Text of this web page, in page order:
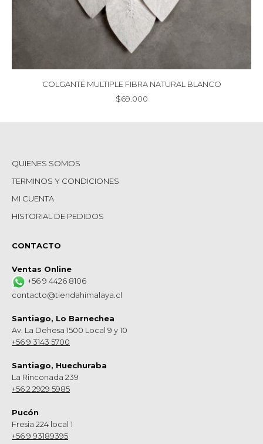
COLGANTE MULTIPLE FIBRA NATURAL BLANCO
$69.000
QUIENES SOMOS
TERMINOS Y CONDICIONES
MI CUENTA
HISTORIAL DE PEDIDOS
CONTACTO
Ventas Online
+56 9 4426 8106
contacto@tiendahimalaya.cl
Santiago, Lo Barnechea
Av. La Dehesa 1500 Local 9 y 10
+56 9 3143 5700
Santiago, Huechuraba
La Rinconada 239
+56 2 2929 5985
Pucón
Fresia 224 local 1
+56 9 93189395